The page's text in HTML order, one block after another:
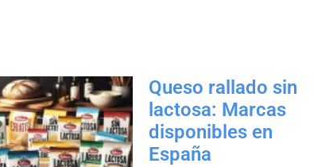
Queso rallado sin
lactosa: Marcas
disponibles en
España